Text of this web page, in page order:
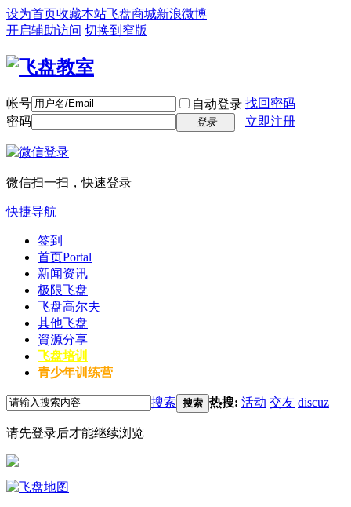
设为首页收藏本站飞盘商城新浪微博
开启辅助访问 切换到窄版
帐号 自动登录 找回密码
密码
登录 立即注册
微信扫一扫，快速登录
快捷导航
签到
首页Portal
新闻资讯
极限飞盘
飞盘高尔夫
其他飞盘
資源分享
飞盘培训
青少年训练营
搜索 搜索 热搜: 活动 交友 discuz
请先登录后才能继续浏览